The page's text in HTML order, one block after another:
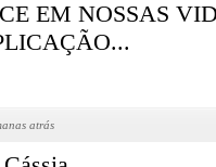
EM NOSSAS
atrás